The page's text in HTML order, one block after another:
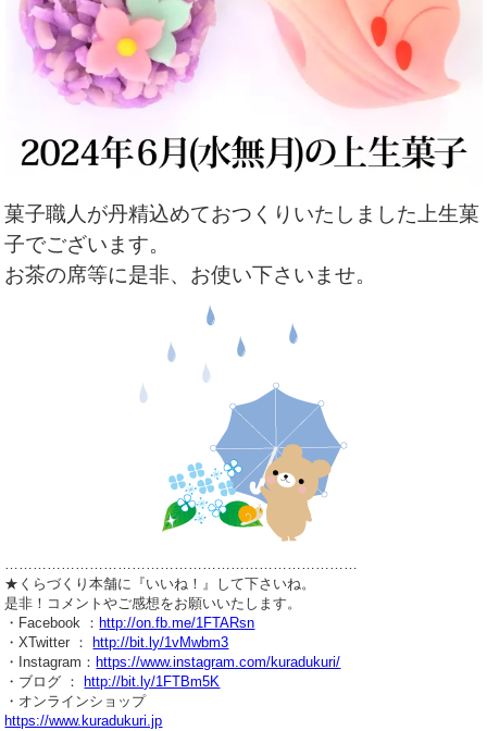
菓子職人が丹精込めておつくりいたしました上生菓
子でございます。
お茶の席等に是非、お使い下さいませ。
…………………………………………………………………
★くらづくり本舗に『いいね！』して下さいね。
是非！コメントやご感想をお願いいたします。
・Facebook ： http://on.fb.me/1FTARsn
・XTwitter ：
http://bit.ly/1vMwbm3
・Instagram： https://www.instagram.com/kuradukuri/
・ブログ ：
http://bit.ly/1FTBm5K
・オンラインショップ
https://www.kuradukuri.jp